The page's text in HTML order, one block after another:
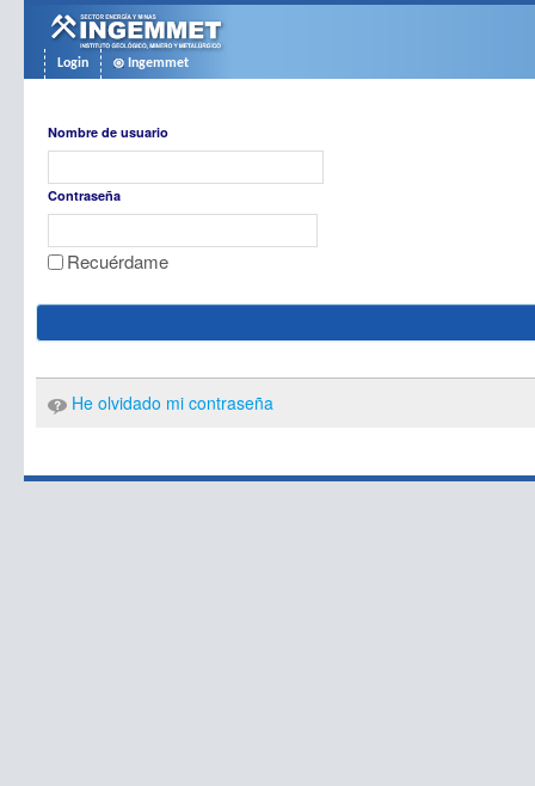
Saltar al contenido
Login Ingemmet
Acceso
Nombre de usuario
Contraseña
Recuérdame
He olvidado mi contraseña